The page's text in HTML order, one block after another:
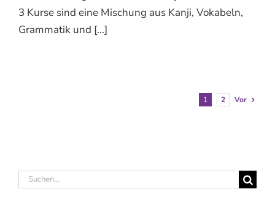
3 Kurse sind eine Mischung aus Kanji, Vokabeln,
Grammatik und [...]
1 2 Vor
Suche